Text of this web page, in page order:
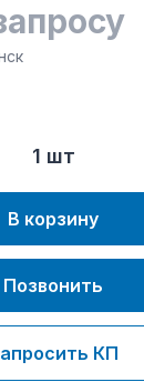
1 шт
В корзину
Позвонить
КП